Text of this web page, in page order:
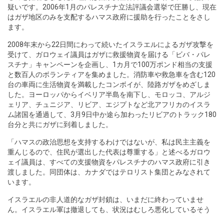
疑いです。2006年1月のパレスチナ立法評議会選挙で圧勝し、現在
はガザ地区のみを支配するハマス政府に援助を行ったことをさし
ます。
2008年末から22日間にわって続いたイスラエルによるガザ攻撃を
受けて、ガロウェイ議員はガザに救援物資を届ける「ビバ・パレ
スチナ」キャンペーンを企画し、1カ月で100万ポンド相当の支援
と数百人のボランティアを集めました。消防車や救急車を含む120
台の車両に生活物資を満載したコンボイが、陸路ガザをめざしま
した。ヨーロッパからイベリア半島を南下し、モロッコ、アルジ
ェリア、チュニジア、リビア、エジプトなど北アフリカのイスラ
ム諸国を通過して、3月9日中か途ら加わったリビアのトラック180
台分と共にガザに到着しました。
「ハマスの政治思想を支持するわけではないが、私は民主主義を
重んじるので、住民が選出した代表は尊重する」と述べるガロウ
ェイ議員は、すべての支援物資をパレスチナのハマス政府に引き
渡しました。同団体は、カナダではテロリスト集団とみなされて
います。
イスラエルの非人道的なガザ封鎖は、いまだに終わっていませ
ん。イスラエル軍は撤退しても、状況はむしろ悪化しているそう